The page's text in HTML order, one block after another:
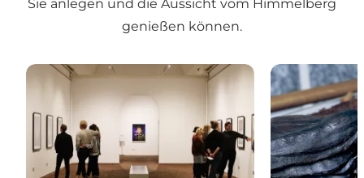
Sie anlegen und die Aussicht vom Himmelberg
genießen können.
Museum Jorn Der Tollund-